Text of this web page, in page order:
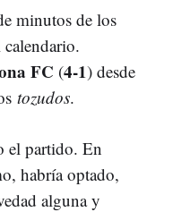
minutos de los
FC (4-1) desde
tozudos.
el partido. En
habría optado,
alguna y